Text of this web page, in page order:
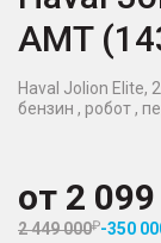
AMT
Haval Jolion Elite,
бензин , робот ,
от 2
2 449 000 -350